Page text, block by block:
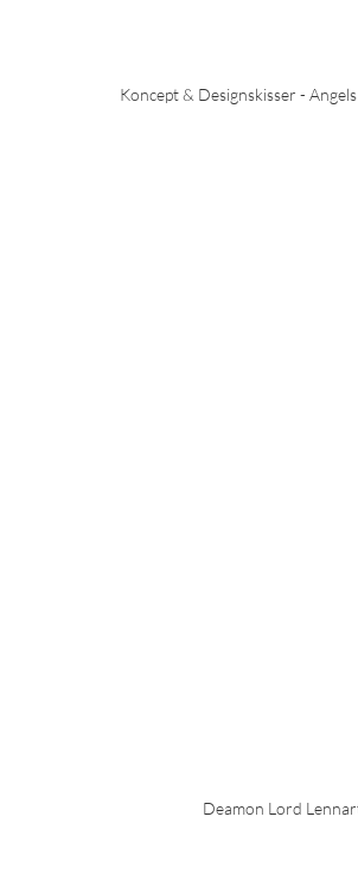
Koncept & Designskisser -
Deamon Lord